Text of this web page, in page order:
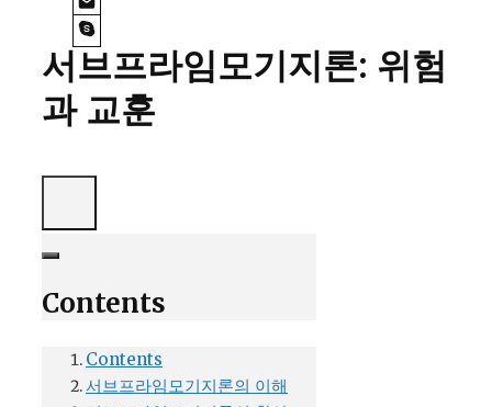
서브프라임모기지론: 위험
과 교훈
Contents
Contents
서브프라임모기지론의 이해